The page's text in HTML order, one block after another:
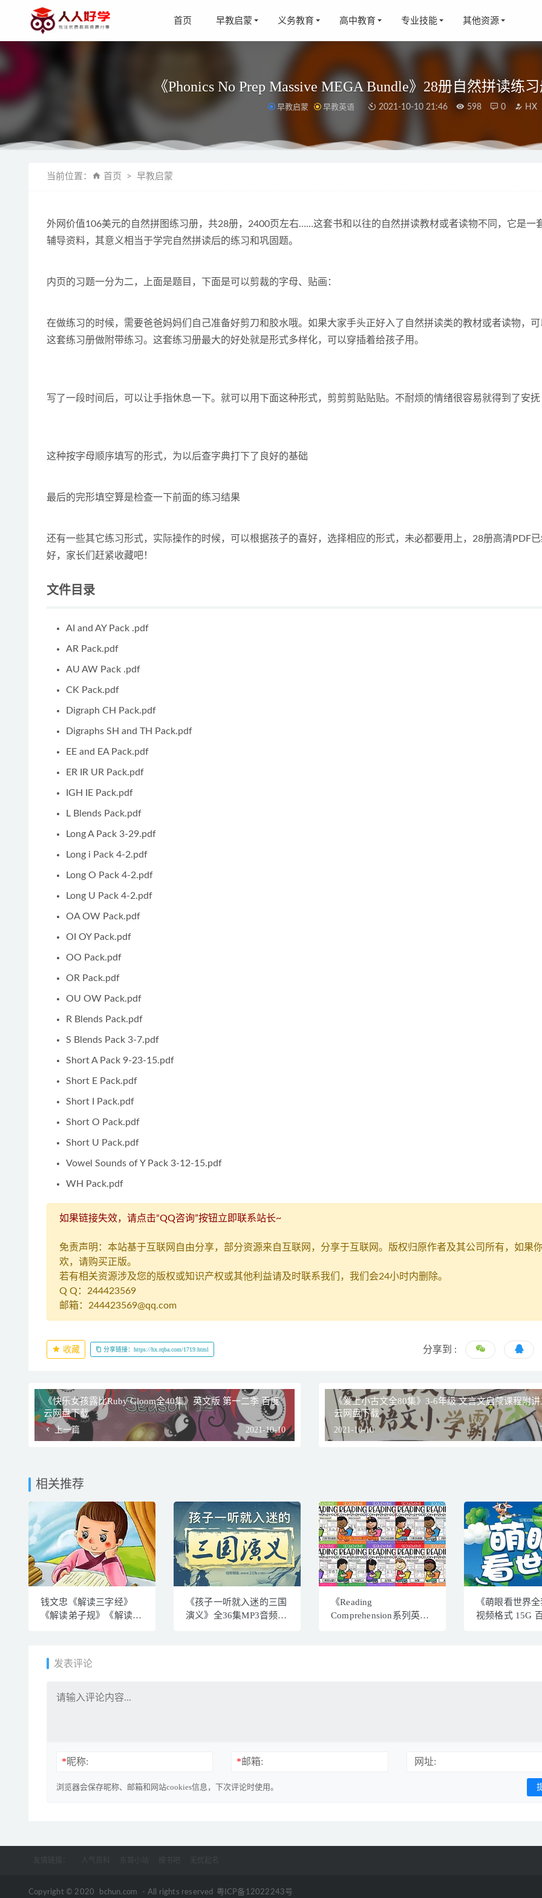
首页 早教启蒙 义务教育 高中教育 专业技能 其他资源
《Phonics No Prep Massive MEGA Bundle》28册自然拼读练
早教启蒙 早教英语 2021-10-10 21:46 598 0 HX
当前位置： 首页 早教启蒙
外网价值106美元的自然拼图练习册，共28册，2400页左右……这套书和以往的自然拼读教材或者读物不同，它是一
辅导资料，其意义相当于学完自然拼读后的练习和巩固题。
内页的习题一分为二，上面是题目，下面是可以剪裁的字母、贴画：
在做练习的时候，需要爸爸妈妈们自己准备好剪刀和胶水哦。如果大家手头正好入了自然拼读类的教材或者读物，
这套练习册做附带练习。这套练习册最大的好处就是形式多样化，可以穿插着给孩子用。
写了一段时间后，可以让手指休息一下。就可以用下面这种形式，剪剪剪贴贴贴。不耐烦的情绪很容易就得到了安抚
这种按字母顺序填写的形式，为以后查字典打下了良好的基础
最后的完形填空算是检查一下前面的练习结果
还有一些其它练习形式，实际操作的时候，可以根据孩子的喜好，选择相应的形式，未必都要用上，28册高清PDF
好，家长们赶紧收藏吧！
文件目录
AI and AY Pack .pdf
AR Pack.pdf
AU AW Pack .pdf
CK Pack.pdf
Digraph CH Pack.pdf
Digraphs SH and TH Pack.pdf
EE and EA Pack.pdf
ER IR UR Pack.pdf
IGH IE Pack.pdf
L Blends Pack.pdf
Long A Pack 3-29.pdf
Long i Pack 4-2.pdf
Long O Pack 4-2.pdf
Long U Pack 4-2.pdf
OA OW Pack.pdf
OI OY Pack.pdf
OO Pack.pdf
OR Pack.pdf
OU OW Pack.pdf
R Blends Pack.pdf
S Blends Pack 3-7.pdf
Short A Pack 9-23-15.pdf
Short E Pack.pdf
Short I Pack.pdf
Short O Pack.pdf
Short U Pack.pdf
Vowel Sounds of Y Pack 3-12-15.pdf
WH Pack.pdf
如果链接失效，请点击“QQ咨询”按钮立即联系站长~
免责声明：本站基于互联网自由分享，部分资源来自互联网，分享于互联网。版权归原作者及其公司所有，如果
欢，请购买正版。
若有相关资源涉及您的版权或知识产权或其他利益请及时联系我们，我们会24小时内删除。
Q Q：244423569
邮箱：244423569@qq.com
收藏 分享链接：https://hx.rqba.com/1719.html 分享到 :
《快乐女孩露比Ruby Gloom全40集》英文版 第一二季 百度
云网盘下载
上一篇 2021-10-10
《爱上小古文全80集》3-6年级 文言文启蒙课程附
云网盘下载
2021-10-10
相关推荐
钱文忠《解读三字经》
《解读弟子规》《解读百
《孩子一听就入迷的三国
演义》全36集MP3音频故
《Reading
Comprehension系列英文
《萌眼看世界
视频格式 15G
发表评论
*昵称: *邮箱: 网址:
浏览器会保存昵称、邮箱和网站cookies信息，下次评论时使用。
友情链接： 搜书吧 无忧起名
Copyright © 2020 bchun.com - All rights reserved 粤ICP备12022243号
《剑桥少儿英语》预备级一级二级三级 含课件 MP4视频 百度云网盘下载
《蒋勋讲中国文学》MP3音频格式 百度网盘下载